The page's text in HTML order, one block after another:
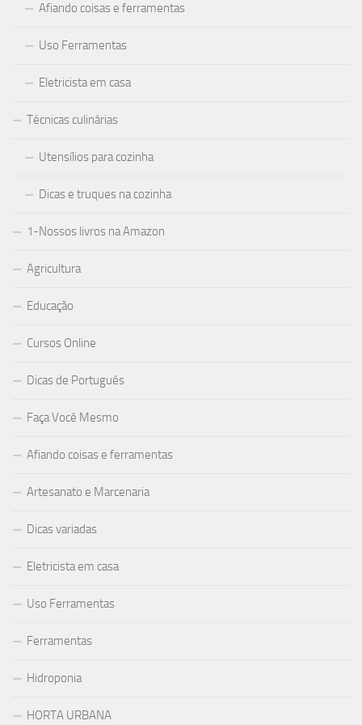
Afiando coisas e ferramentas
Uso Ferramentas
Eletricista em casa
Técnicas culinárias
Utensílios para cozinha
Dicas e truques na cozinha
1-Nossos livros na Amazon
Agricultura
Educação
Cursos Online
Dicas de Português
Faça Você Mesmo
Afiando coisas e ferramentas
Artesanato e Marcenaria
Dicas variadas
Eletricista em casa
Uso Ferramentas
Ferramentas
Hidroponia
HORTA URBANA